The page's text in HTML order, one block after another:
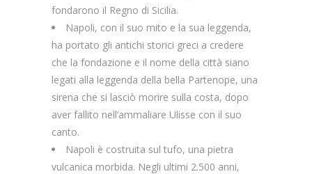
fondarono il Regno di Sicilia.
Napoli, con il suo mito e la sua leggenda,
ha portato gli antichi storici greci a credere
che la fondazione e il nome della città siano
legati alla leggenda della bella Partenope, una
sirena che si lasciò morire sulla costa, dopo
aver fallito nell’ammaliare Ulisse con il suo
canto.
Napoli è costruita sul tufo, una pietra
vulcanica morbida. Negli ultimi 2.500 anni,